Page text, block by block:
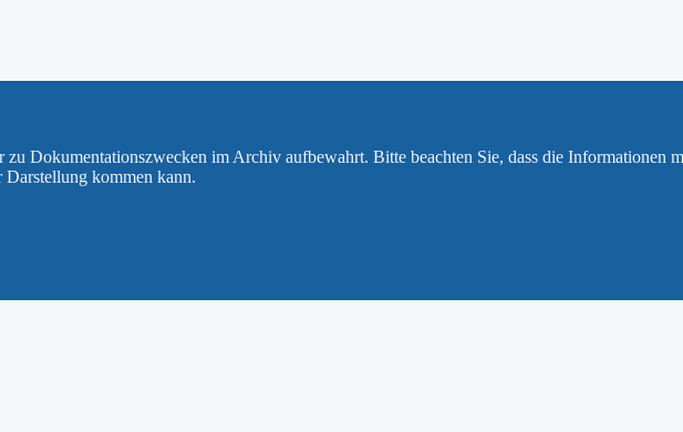
Dokumentationszwecken im Archiv aufbewahrt. Bitte beachten Sie, dass die Informationen
Darstellung kommen kann.